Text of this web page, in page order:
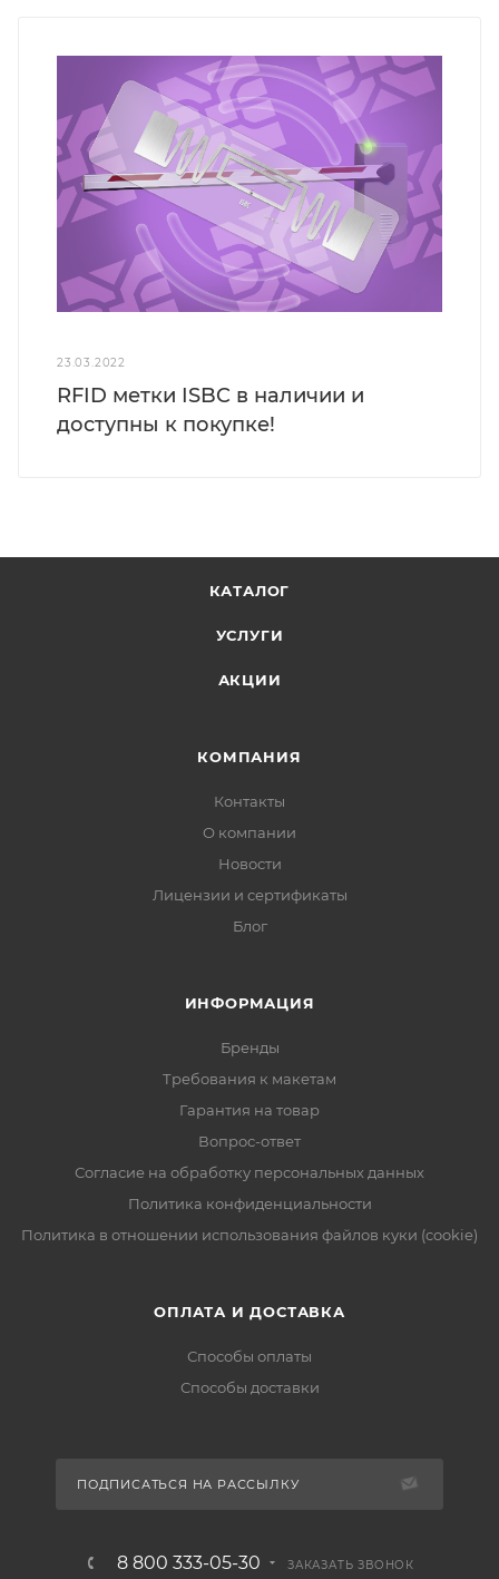
23.03.2022
RFID метки ISBC в наличии и
доступны к покупке!
КАТАЛОГ
УСЛУГИ
АКЦИИ
КОМПАНИЯ
Контакты
О компании
Новости
Лицензии и сертификаты
Блог
ИНФОРМАЦИЯ
Бренды
Требования к макетам
Гарантия на товар
Вопрос-ответ
Согласие на обработку персональных данных
Политика конфиденциальности
Политика в отношении использования файлов куки (cookie)
ОПЛАТА И ДОСТАВКА
Способы оплаты
Способы доставки
ПОДПИСАТЬСЯ НА РАССЫЛКУ
8 800 333-05-30 ЗАКАЗАТЬ ЗВОНОК